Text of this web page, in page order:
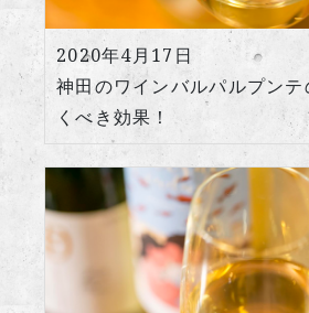
2020年4月17日
神田のワインバルパルプン
くべき効果！